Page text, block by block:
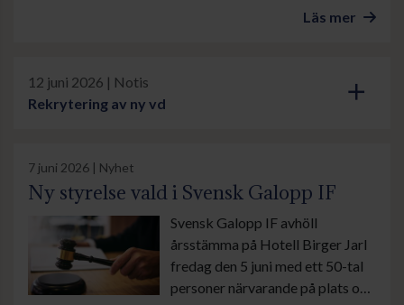
och efterträder Björn Nilsson,
Läs mer
12 juni 2026 | Notis
Rekrytering av ny vd
add
7 juni 2026 | Nyhet
Ny styrelse vald i Svensk Galopp IF
Svensk Galopp IF avhöll
årsstämma på Hotell Birger Jarl
fredag den 5 juni med ett 50-tal
personer närvarande på plats och